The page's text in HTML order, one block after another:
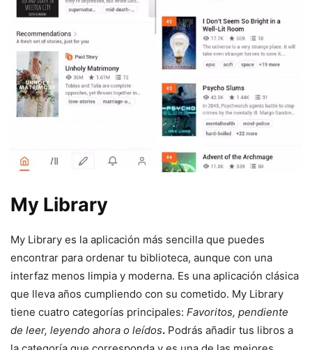
My Library
My Library es la aplicación más sencilla que puedes
encontrar para ordenar tu biblioteca, aunque con una
interfaz menos limpia y moderna. Es una aplicación clásica
que lleva años cumpliendo con su cometido. My Library
tiene cuatro categorías principales: Favoritos, pendiente
de leer, leyendo ahora o leídos. Podrás añadir tus libros a